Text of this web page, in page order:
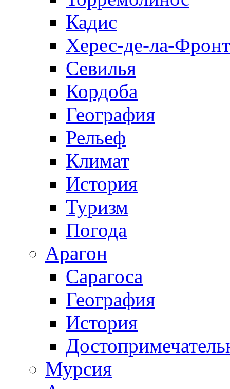
Кадис
Херес-де-ла-
Севилья
Кордоба
География
Рельеф
Климат
История
Туризм
Погода
Арагон
Сарагоса
География
История
Мурсия